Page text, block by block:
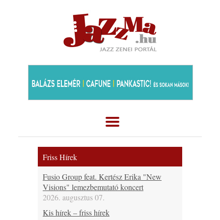
Friss Hírek
Fusio Group feat. Kertész Erika "New
Visions" lemezbemutató koncert
2026. augusztus 07.
Kis hírek – friss hírek